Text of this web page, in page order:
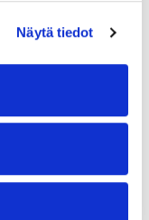
Näytä tiedot
ja
Luonto on
eliön raaka-